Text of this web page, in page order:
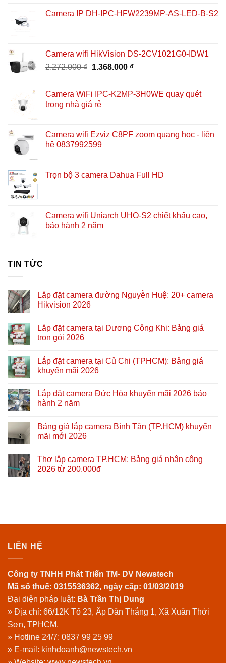
Camera IP DH-IPC-HFW2239MP-AS-LED-B-S2
Camera wifi HikVision DS-2CV1021G0-IDW1
2.272.000₫ Giá
2.272.000 ₫.
1.368.000 ₫Giá
là:
Camera WiFi IPC-K2MP-3H0WE quay quét
trong nhà giá rẻ
Camera wifi Ezviz C8PF zoom quang học - liên
hệ 0837992599
Trọn bộ 3 camera Dahua Full HD
Camera wifi Uniarch UHO-S2 chiết khấu cao,
bảo hành 2 năm
TIN TỨC
Lắp đặt camera đường Nguyễn Huệ: 20+ camera
Hikvision 2026
Lắp đặt camera tại Dương Công Khi: Bảng giá
trọn gói 2026
Lắp đặt camera tại Củ Chi (TPHCM): Bảng giá
khuyến mãi 2026
Lắp đặt camera Đức Hòa khuyến mãi 2026 bảo
hành 2 năm
Bảng giá lắp camera Bình Tân (TP.HCM) khuyến
mãi mới 2026
Thợ lắp camera TP.HCM: Bảng giá nhân công
2026 từ 200.000đ
LIÊN HỆ
Công ty TNHH Phát Triển TM- DV Newstech
Mã số thuế: 0315536362, ngày cấp: 01/03/2019
Đại diện pháp luật: Bà Trần Thị Dung
» Địa chỉ: 66/12K Tổ 23, Ấp Dân Thắng 1, Xã Xuân Thới
Sơn, TPHCM.
» Hotline 24/7: 0837 99 25 99
» E-mail: kinhdoanh@newstech.vn